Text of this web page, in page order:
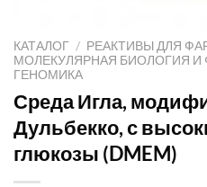
КАТАЛОГ / РЕАКТИВЫ ДЛЯ
МОЛЕКУЛЯРНАЯ БИОЛОГИЯ И
ГЕНОМИКА
Среда Игла,
Дульбекко, с
глюкозы (DMEM)